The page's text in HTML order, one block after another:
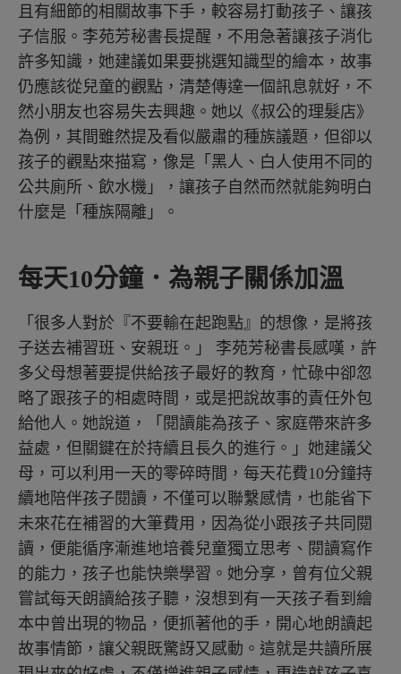
且有細節的相關故事下手，較容易打動孩子、讓孩
子信服。李苑芳秘書長提醒，不用急著讓孩子消化
許多知識，她建議如果要挑選知識型的繪本，故事
仍應該從兒童的觀點，清楚傳達一個訊息就好，不
然小朋友也容易失去興趣。她以《叔公的理髮店》
為例，其間雖然提及看似嚴肅的種族議題，但卻以
孩子的觀點來描寫，像是「黑人、白人使用不同的
公共廁所、飲水機」，讓孩子自然而然就能夠明白
什麼是「種族隔離」。
每天10分鐘．為親子關係加溫
「很多人對於『不要輸在起跑點』的想像，是將孩
子送去補習班、安親班。」 李苑芳秘書長感嘆，許
多父母想著要提供給孩子最好的教育，忙碌中卻忽
略了跟孩子的相處時間，或是把說故事的責任外包
給他人。她說道，「閱讀能為孩子、家庭帶來許多
益處，但關鍵在於持續且長久的進行。」她建議父
母，可以利用一天的零碎時間，每天花費10分鐘持
續地陪伴孩子閱讀，不僅可以聯繫感情，也能省下
未來花在補習的大筆費用，因為從小跟孩子共同閱
讀，便能循序漸進地培養兒童獨立思考、閱讀寫作
的能力，孩子也能快樂學習。她分享，曾有位父親
嘗試每天朗讀給孩子聽，沒想到有一天孩子看到繪
本中曾出現的物品，便抓著他的手，開心地朗讀起
故事情節，讓父親既驚訝又感動。這就是共讀所展